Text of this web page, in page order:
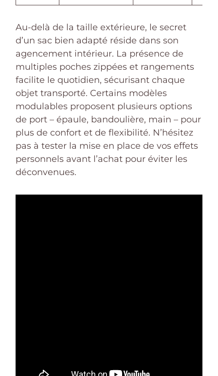
Au-delà de la taille extérieure, le secret
d’un sac bien adapté réside dans son
agencement intérieur. La présence de
multiples poches zippées et rangements
facilite le quotidien, sécurisant chaque
objet transporté. Certains modèles
modulables proposent plusieurs options
de port – épaule, bandoulière, main – pour
plus de confort et de flexibilité. N’hésitez
pas à tester la mise en place de vos effets
personnels avant l’achat pour éviter les
déconvenues.